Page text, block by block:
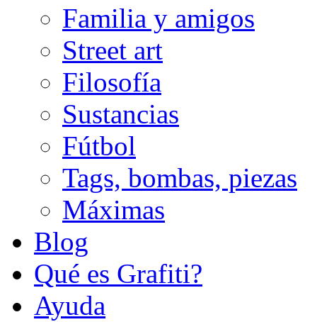
Familia y amigos
Street art
Filosofía
Sustancias
Fútbol
Tags, bombas, piezas
Máximas
Blog
Qué es Grafiti?
Ayuda